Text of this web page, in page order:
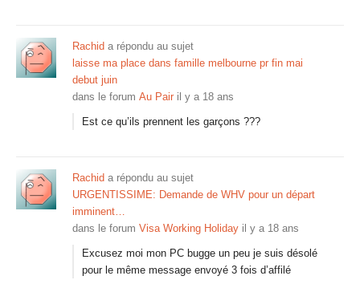
Rachid a répondu au sujet
laisse ma place dans famille melbourne pr fin mai
debut juin
dans le forum Au Pair il y a 18 ans
Est ce qu’ils prennent les garçons ???
Rachid a répondu au sujet
URGENTISSIME: Demande de WHV pour un départ
imminent…
dans le forum Visa Working Holiday il y a 18 ans
Excusez moi mon PC bugge un peu je suis désolé
pour le même message envoyé 3 fois d’affilé